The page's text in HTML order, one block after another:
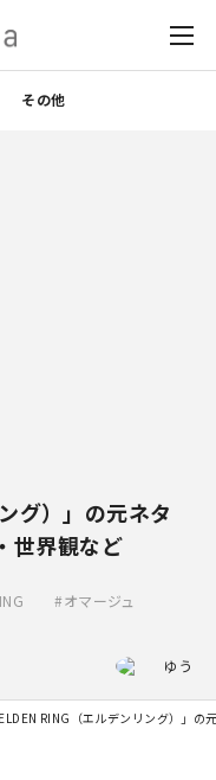
その他
グ）」の元ネタ
世界観など
オマージュ
ゆう
ELDEN RING（エルデンリング）」